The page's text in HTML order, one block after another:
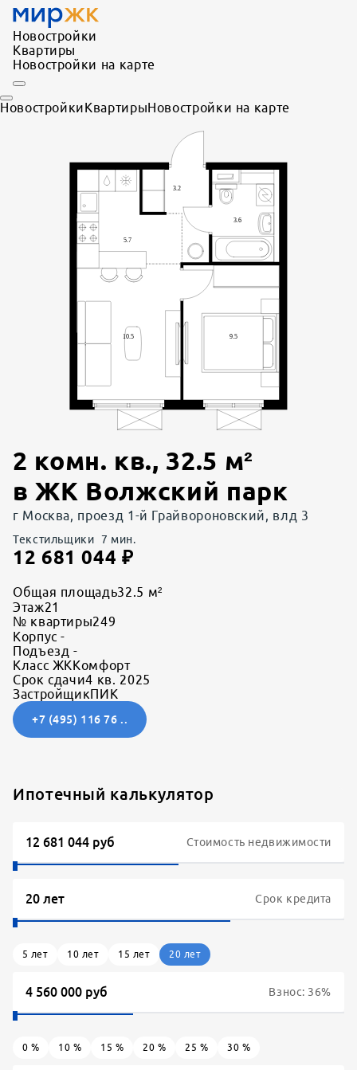
Новостройки
Квартиры
Новостройки на карте
НовостройкиКвартирыНовостройки на карте
2 комн. кв., 32.5 м²
вЖК Волжский парк
г Москва, проезд 1-й Грайвороновский, влд 3
Текстильщики 7 мин.
12 681 044 ₽
Общая площадь32.5 м²
Этаж21
№ квартиры249
Корпус -
Подъезд -
Класс ЖККомфорт
Срок сдачи4 кв. 2025
ЗастройщикПИК
+7 (495) 116 76 ..
Ипотечный калькулятор
Стоимость недвижимости
Взнос: 36%
0 % 10 % 15 % 20 % 25 % 30 %
Срок кредита
5 лет 10 лет 15 лет 20 лет